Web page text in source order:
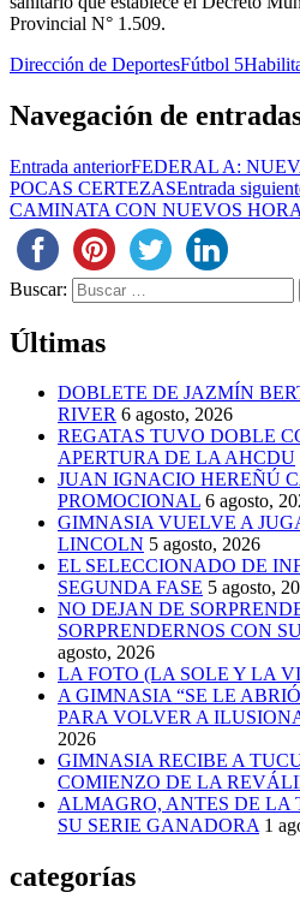
Provincial N° 1.509.
Dirección de DeportesFútbol 5
Navegación de
Entrada anteriorFEDERAL A:
POCAS CERTEZASEntrada
CAMINATA CON NUEVOS
Buscar:
Últimas
DOBLETE DE JAZMÍN
RIVER 6 agosto, 2026
REGATAS TUVO DOBLE
APERTURA DE LA AHCDU
JUAN IGNACIO HEREÑÚ
PROMOCIONAL 6 agosto,
GIMNASIA VUELVE A
LINCOLN 5 agosto, 2026
EL SELECCIONADO DE
SEGUNDA FASE 5 agosto,
NO DEJAN DE
SORPRENDERNOS CON
agosto, 2026
LA FOTO (LA SOLE Y LA
A GIMNASIA “SE LE
PARA VOLVER A
2026
GIMNASIA RECIBE A
COMIENZO DE LA
ALMAGRO, ANTES DE LA
SU SERIE GANADORA 1
categorías